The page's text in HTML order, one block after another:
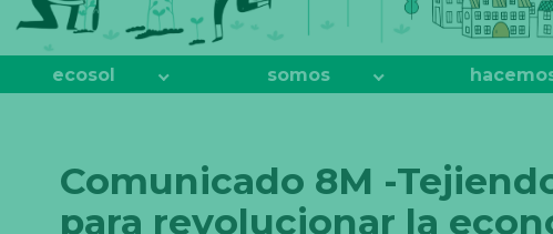
ecosol somos
Comunicado 8M -
para revolucionar la